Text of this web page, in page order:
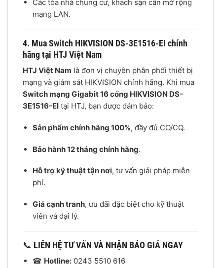
Các tòa nhà chung cư, khách sạn cần mở rộng
mạng LAN.
4. Mua Switch HIKVISION DS-3E1516-EI chính
hãng tại HTJ Việt Nam
HTJ Việt Nam là đơn vị chuyên phân phối thiết bị
mạng và giám sát HIKVISION chính hãng. Khi mua
Switch mạng Gigabit 16 cổng HIKVISION DS-
3E1516-EI tại HTJ, bạn được đảm bảo:
Sản phẩm chính hãng 100%, đầy đủ CO/CQ.
Bảo hành 12 tháng chính hãng.
Hỗ trợ kỹ thuật tận nơi, tư vấn giải pháp miễn
phí.
Giá cạnh tranh, ưu đãi đặc biệt cho kỹ thuật
viên và đại lý.
📞 LIÊN HỆ TƯ VẤN VÀ NHẬN BÁO GIÁ NGAY
☎ Hotline:0243 5510 616